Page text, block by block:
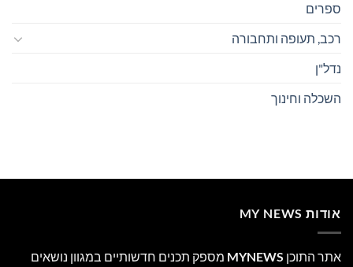
ספרים
רכב, תעופה ותחבורה
נדל"ן
השכלה וחינוך
אודות MY NEWS
אתר התוכן MYNEWS מספק תכנים חדשותיים במגוון נושאים